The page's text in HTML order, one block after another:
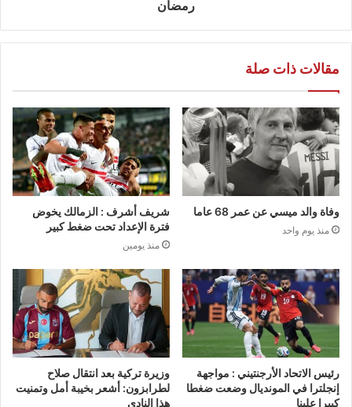
رمضان
مقالات ذات صلة
وفاة والد ميسي عن عمر 68 عاما
منذ يوم واحد
شريف أشرف : الزمالك يخوض
فترة الإعداد تحت ضغط كبير
منذ يومين
رئيس الاتحاد الأرجنتيني : مواجهة
إنجلترا في المونديال وضعت ضغطا
كبيرا علينا
وزيرة تركية بعد انتقال صلاح
لطرابزون: أشعر بخيبة أمل وتمنيت
هذا النادي